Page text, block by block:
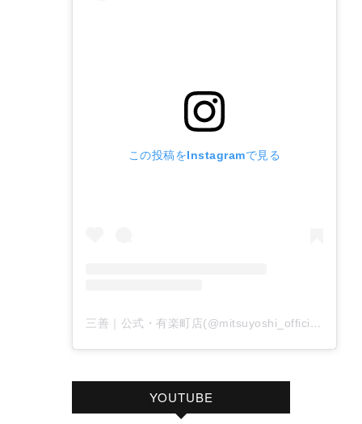
この投稿をInstagramで見る
三善｜公式・有楽町店(@mitsuyoshi_official)がシェアした投稿
YOUTUBE